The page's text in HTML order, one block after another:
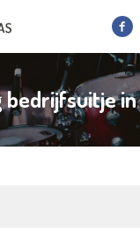
bedrijfsuitje